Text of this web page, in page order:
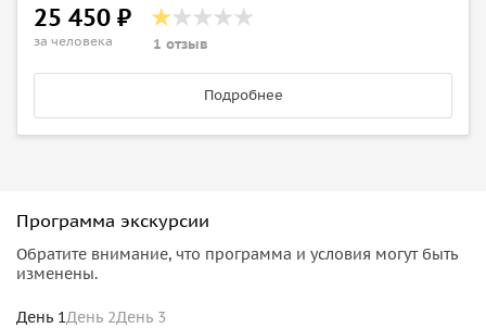
25 450 ₽
за человека 1 отзыв
Подробнее
Программа экскурсии
Обратите внимание, что программа и условия могут быть
изменены.
День 1День 2День 3